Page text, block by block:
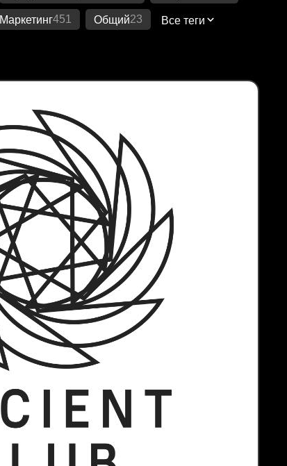
Маркетинг451 Общий23 Все теги